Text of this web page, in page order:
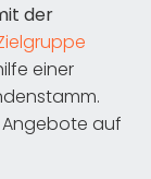
der
einer
Angebote auf